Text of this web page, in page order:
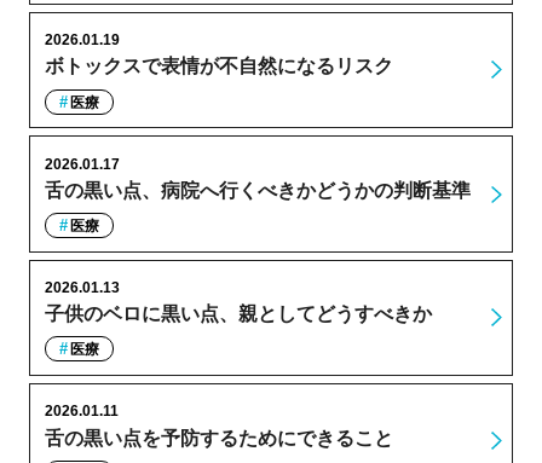
ボトックスで表情が不自然になるリスク
2026.01.19
医療
舌の黒い点、病院へ行くべきかどうかの判断基準
2026.01.17
医療
子供のベロに黒い点、親としてどうすべきか
2026.01.13
医療
舌の黒い点を予防するためにできること
2026.01.11